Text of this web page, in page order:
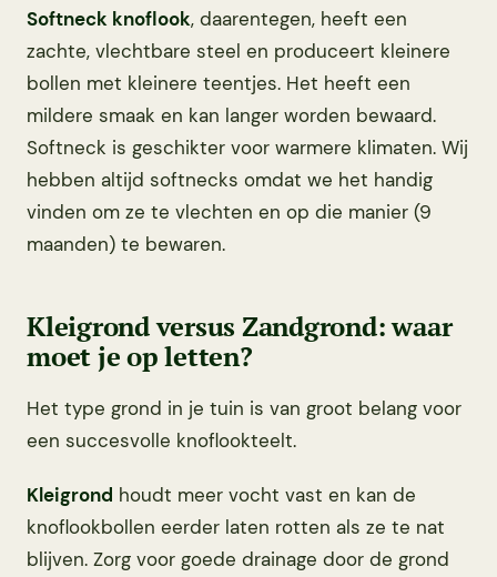
Softneck knoflook, daarentegen, heeft een
zachte, vlechtbare steel en produceert kleinere
bollen met kleinere teentjes. Het heeft een
mildere smaak en kan langer worden bewaard.
Softneck is geschikter voor warmere klimaten. Wij
hebben altijd softnecks omdat we het handig
vinden om ze te vlechten en op die manier (9
maanden) te bewaren.
Kleigrond versus Zandgrond: waar
moet je op letten?
Het type grond in je tuin is van groot belang voor
een succesvolle knoflookteelt.
Kleigrond houdt meer vocht vast en kan de
knoflookbollen eerder laten rotten als ze te nat
blijven. Zorg voor goede drainage door de grond